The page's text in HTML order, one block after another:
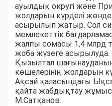
ауылдық округі және
жолдарын күрделі
асырылып жатыр. Сол
мемлекеттік
жалпы сомасы 1,4 млрд
жоба жүзеге
Қызылтал
көшелерінің жолдарын
Ақсай қаласындағы
қайта жабдықтау
М.Сатқанов.